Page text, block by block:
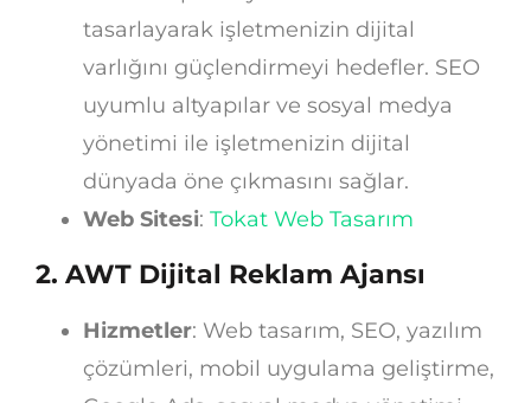
tasarlayarak işletmenizin dijital
varlığını güçlendirmeyi hedefler. SEO
uyumlu altyapılar ve sosyal medya
yönetimi ile işletmenizin dijital
dünyada öne çıkmasını sağlar.
Web Sitesi: Tokat Web Tasarım
2. AWT Dijital Reklam Ajansı
Hizmetler: Web tasarım, SEO, yazılım
çözümleri, mobil uygulama geliştirme,